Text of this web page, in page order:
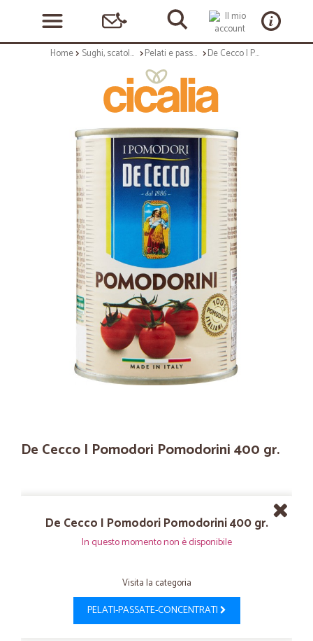
Home Sughi, scatolame e condimenti Pelati e passate, concentrati De Cecco I Pomodori Pomodorini 400 gr.
De Cecco I Pomodori Pomodorini 400 gr.
De Cecco I Pomodori Pomodorini 400 gr.
In questo momento non è disponibile
Visita la categoria
PELATI-PASSATE-CONCENTRATI